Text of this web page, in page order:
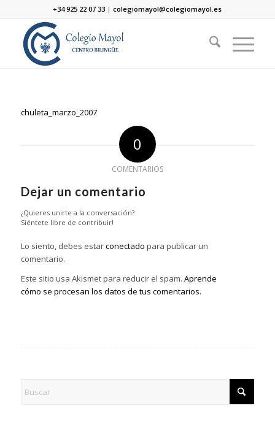
+34 925 22 07 33 |colegiomayol@colegiomayol.es
chuleta_marzo_2007
0
COMENTARIOS
Dejar un comentario
¿Quieres unirte a la conversación?
Siéntete libre de contribuir!
Lo siento, debes estarconectado para publicar un
comentario.
Este sitio usa Akismet para reducir el spam. Aprende
cómo se procesan los datos de tus comentarios.